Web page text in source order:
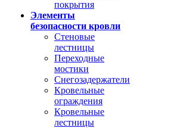
покрытия
Элементы
безопасности кровли
Стеновые
лестницы
Переходные
мостики
Снегозадержатели
Кровельные
ограждения
Кровельные
лестницы